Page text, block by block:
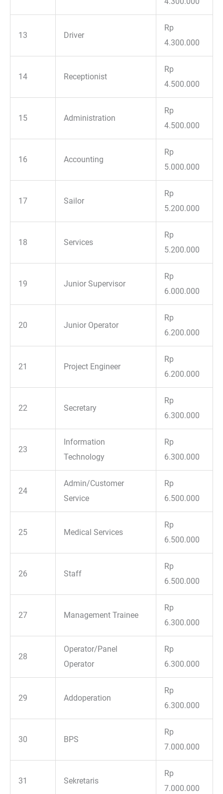
13 Driver
Rp
4.300.000
14 Receptionist
Rp
4.500.000
15 Administration
Rp
4.500.000
16 Accounting
Rp
5.000.000
17 Sailor
Rp
5.200.000
18 Services
Rp
5.200.000
19 Junior Supervisor
Rp
6.000.000
20 Junior Operator
Rp
6.200.000
21 Project Engineer
Rp
6.200.000
22 Secretary
Rp
6.300.000
23
Information
Technology
Rp
6.300.000
24
Admin/Customer
Service
Rp
6.500.000
25 Medical Services
Rp
6.500.000
26 Staff
Rp
6.500.000
27 Management Trainee
Rp
6.300.000
28
Operator/Panel
Operator
Rp
6.300.000
29 Addoperation
Rp
6.300.000
30 BPS
Rp
7.000.000
31 Sekretaris
Rp
7.000.000